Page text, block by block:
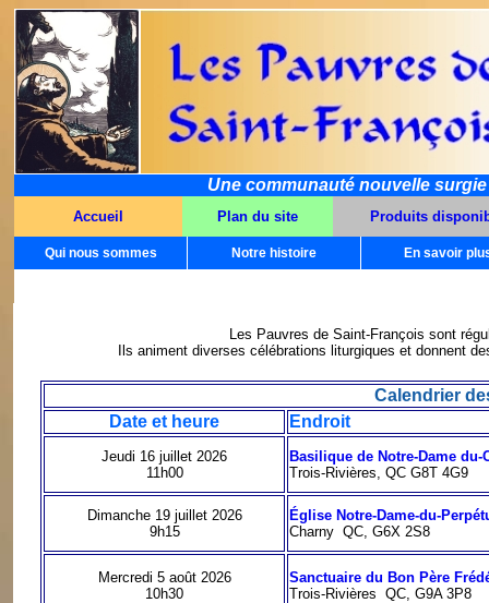
Une communauté nouvelle
Accueil Plan du site Produits
Qui nous sommes Notre histoire En savoir
Les Pauvres de Saint-François sont
Ils animent diverses célébrations liturgiques et donnent
Calendrier
Date et heure
Endroit
Jeudi 16 juillet 2026
11h00
Basilique de Notre-Dame du-
Trois-Rivières, QC G8T 4G9
Dimanche 19 juillet 2026
9h15
Église Notre-Dame-du-
Charny QC, G6X 2S8
Mercredi 5 août 2026
10h30
Sanctuaire du Bon Père
Trois-Rivières QC, G9A 3P8